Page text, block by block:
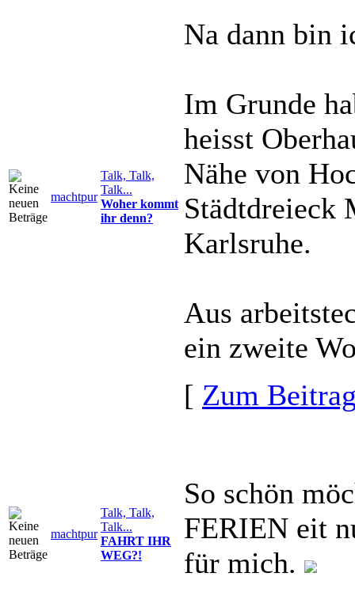
machtpur
Talk, Talk,
Talk...
Woher kommt
ihr denn?
Na dann bin
Im Grunde
heisst
Nähe von
Städtdreieck
Karlsruhe.
Aus
ein zweite
[ Zum
machtpur
Talk, Talk,
Talk...
FAHRT IHR
WEG?!
So schön
FERIEN eit
für mich.